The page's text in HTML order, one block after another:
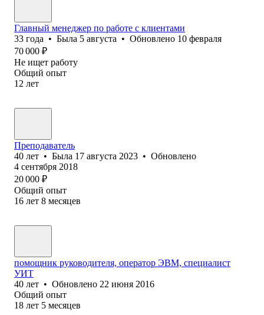
Главный менеджер по работе с клиентами
33 года • Была 5 августа • Обновлено 10 февраля
70 000 ₽
Не ищет работу
Общий опыт
12 лет
Преподаватель
40 лет • Была 17 августа 2023 • Обновлено
4 сентября 2018
20 000 ₽
Общий опыт
16 лет 8 месяцев
помощник руководителя, оператор ЭВМ, специалист
УИТ
40 лет • Обновлено 22 июня 2016
Общий опыт
18 лет 5 месяцев